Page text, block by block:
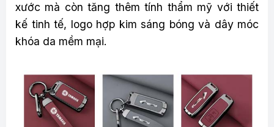
xước mà còn tăng thêm tính thẩm mỹ với thiết
kế tinh tế, logo hợp kim sáng bóng và dây móc
khóa da mềm mại.